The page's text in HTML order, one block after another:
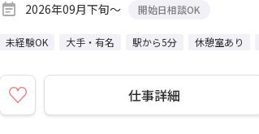
2026年09月下旬～
開始日相談OK
未経験OK 大手・有名 駅から5分 休憩室あり
仕事詳細